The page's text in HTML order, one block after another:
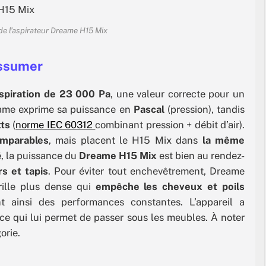
l’aspirateur Dreame H15 Mix
de 23 000 Pa, une valeur correcte pour un
exprime sa puissance en Pascal(pression), tandis
(norme IEC 60312combinant pression + débit d’air).
, mais placent le H15 Mix dans la même
la puissance du Dreame H15 Mix est bien au rendez-
et tapis. Pour éviter tout enchevêtrement, Dreame
plus dense qui empêche les cheveux et poils
ainsi des performances constantes. L’appareil a
qui lui permet de passer sous les meubles. À noter